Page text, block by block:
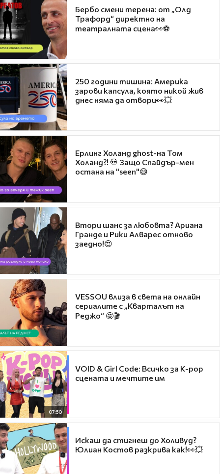
Бербо смени терена: от „Олд
Трафорд“ директно на
театралната сцена👀⚽
250 години тишина: Америка
зарови капсула, която никой жив
днес няма да отвори👀💥
Ерлинг Холанд ghost-на Том
Холанд?! 💀 Защо Спайдър-мен
остана на "seen"😅
Втори шанс за любовта? Ариана
Гранде и Рики Алварес отново
заедно!😍
VESSOU влиза в света на онлайн
сериалите с „Кварталът на
Реджо“ 🤩🎬
07:50
VOID & Girl Code: Всичко за K-pop
сцената и мечтите им
Искаш да стигнеш до Холивуд?
Юлиан Костов разкрива как!👀💥